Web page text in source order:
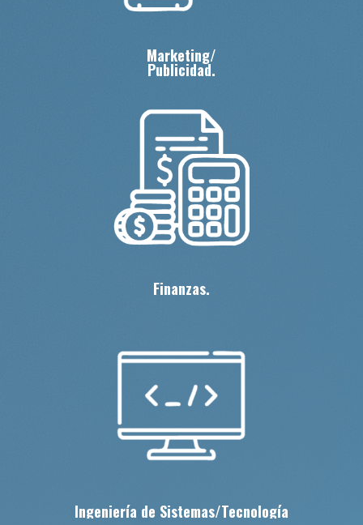
Marketing/
Publicidad.
Finanzas.
Ingeniería de Sistemas/Tecnología